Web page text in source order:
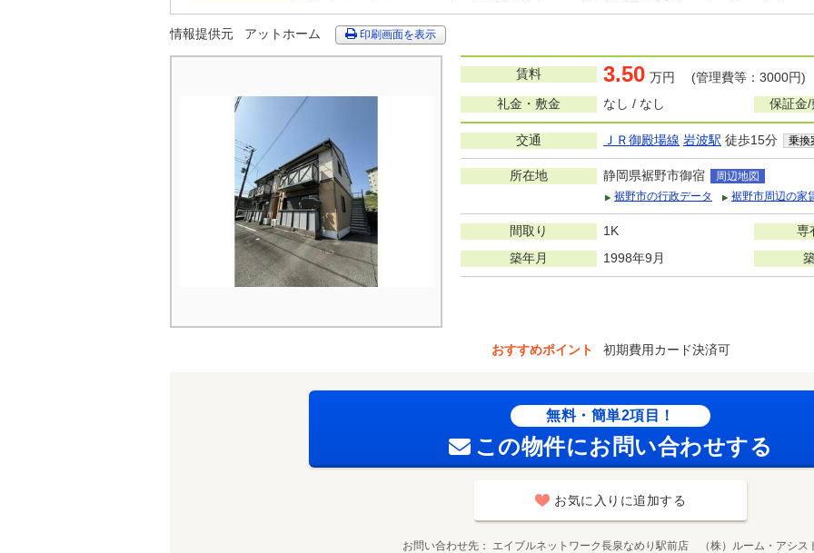
情報提供元 アットホーム 印刷画面を表示
賃料 3.50 万円 (管理費等：3000円)
礼金・敷金
なし / なし 保証金
交通 ＪＲ御殿場線 岩波駅 徒歩15分 乗換
所在地 静岡県裾野市御宿
周辺地図
裾野市の行政データ
裾野市周辺の家
間取り 1K
専
築年月
1998年9月
おすすめポイント 初期費用カード決済可
無料・簡単2項目！
この物件にお問い合わせする
お気に入りに追加する
お問い合わせ先 エイブルネットワーク長泉なめり駅前店 （株）ルーム・アシス